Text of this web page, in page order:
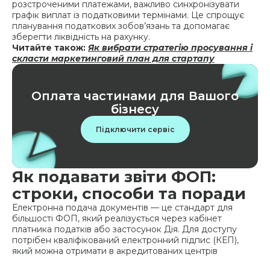
розстроченими платежами, важливо синхронізувати
графік виплат із податковими термінами. Це спрощує
планування податкових зобов’язань та допомагає
зберегти ліквідність на рахунку.
Читайте також: Як вибрати стратегію просування і
скласти маркетинговий план для стартапу
Оплата частинами для Вашого
бізнесу
Підключити сервіс
Як подавати звіти ФОП:
строки, способи та поради
Електронна подача документів — це стандарт для
більшості ФОП, який реалізується через кабінет
платника податків або застосунок Дія. Для доступу
потрібен кваліфікований електронний підпис (КЕП),
який можна отримати в акредитованих центрів